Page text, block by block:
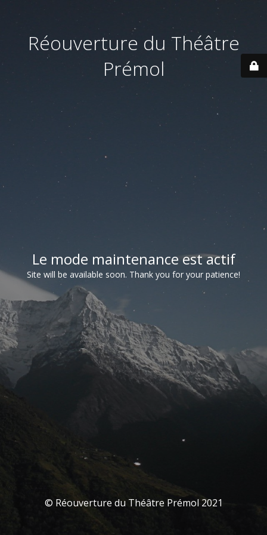
Réouverture du Théâtre
Prémol
Le mode maintenance est actif
Site will be available soon. Thank you for your patience!
© Réouverture du Théâtre Prémol 2021